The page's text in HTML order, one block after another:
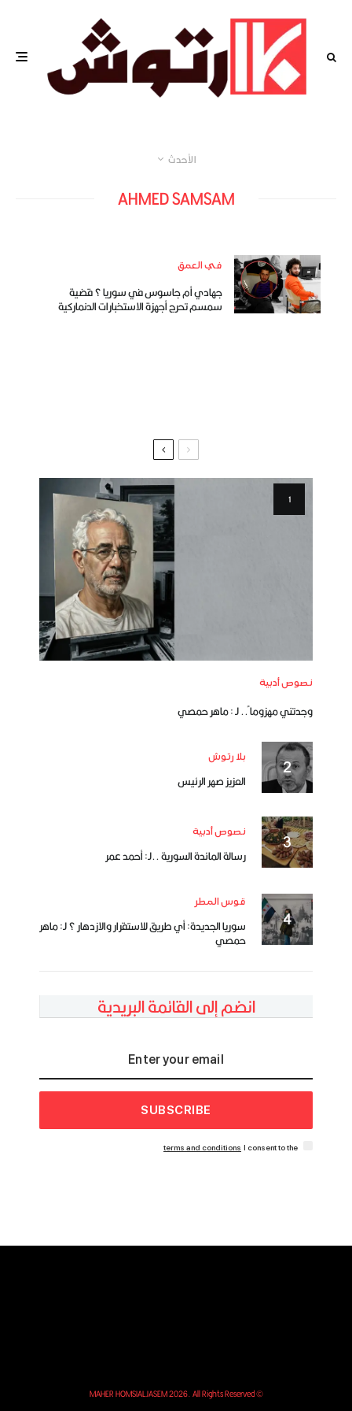
الأحدث
AHMED SAMSAM
في العمق
جهادي أم جاسوس في سوريا ؟ قضية
سمسم تحرج أجهزة الاستخبارات الدنماركية
نصوص أدبية
وجدتني مهزوما ً.. لـ : ماهر حمصي
بلا رتوش
العزيز صهر الرئيس
نصوص أدبية
رسالة المائدة السورية ..لـ: أحمد عمر
قوس المطر
سوريا الجديدة: أي طريق للاستقرار والازدهار ؟ لـ: ماهر
حمصي
انضم إلى القائمة البريدية
SUBSCRIBE
I consent to the
terms and conditions
© MAHER HOMSIALJASEM 2026. All Rights Reserved